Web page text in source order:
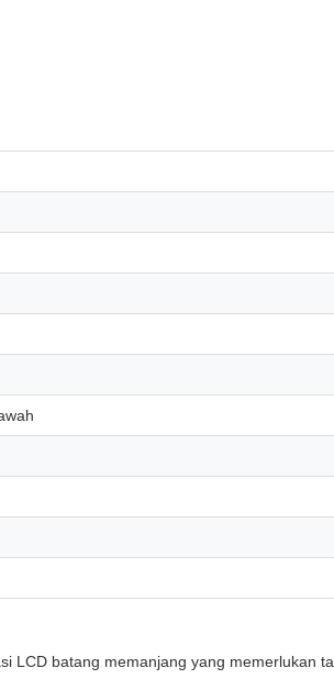
LCD batang memanjang yang memerlukan